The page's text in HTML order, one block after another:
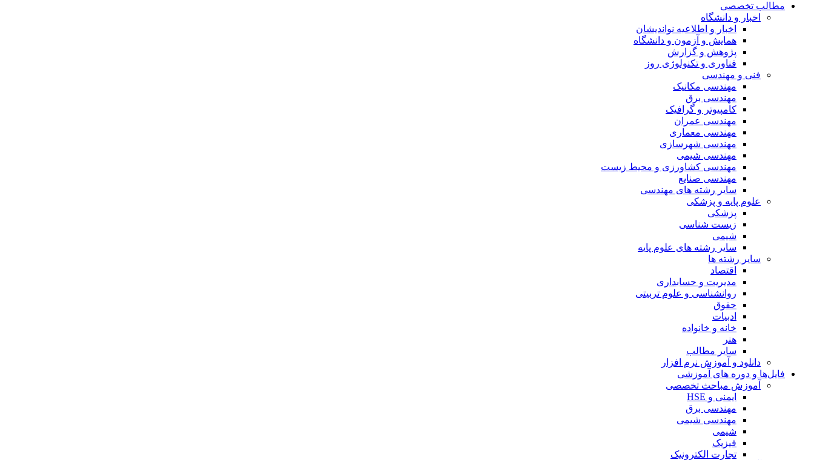
مطالب تخصصی
اخبار و دانشگاه
اخبار و اطلاعیه نواندیشان
همایش و آزمون و دانشگاه
پژوهش و گزارش
فناوری و تکنولوژی روز
فنی و مهندسی
مهندسی مکانیک
مهندسی برق
کامپیوتر و گرافیک
مهندسی عمران
مهندسی معماری
مهندسی شهرسازی
مهندسی شیمی
مهندسی کشاورزی و محیط زیست
مهندسی صنایع
سایر رشته های مهندسی
علوم پایه و پزشکی
پزشکی
زیست شناسی
شیمی
سایر رشته های علوم پایه
سایر رشته ها
اقتصاد
مدیریت و حسابداری
روانشناسی و علوم تربیتی
حقوق
ادبیات
خانه و خانواده
هنر
سایر مطالب
دانلود و آموزش نرم افزار
فایل‌ها و دوره های آموزشی
آموزش مباحث تخصصی
ایمنی و HSE
مهندسی برق
مهندسی شیمی
شیمی
فیزیک
تجارت الکترونیک